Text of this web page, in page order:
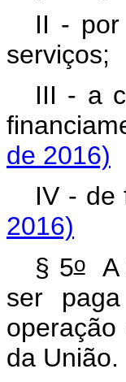
II - por
III - a
de 2016)
IV -
2016)
§ 5oA
ser
da